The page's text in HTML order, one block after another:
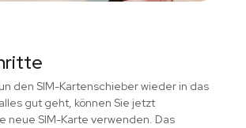
den SIM-Kartenschieber wieder in das
gut geht, können Sie jetzt
neue SIM-Karte verwenden. Das